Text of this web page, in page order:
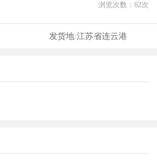
浏览次数： 62次
发货地:江苏省连云港